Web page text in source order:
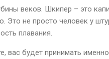
веков. Шкипер – это
Это не просто человек у
плавания.
вас будет принимать